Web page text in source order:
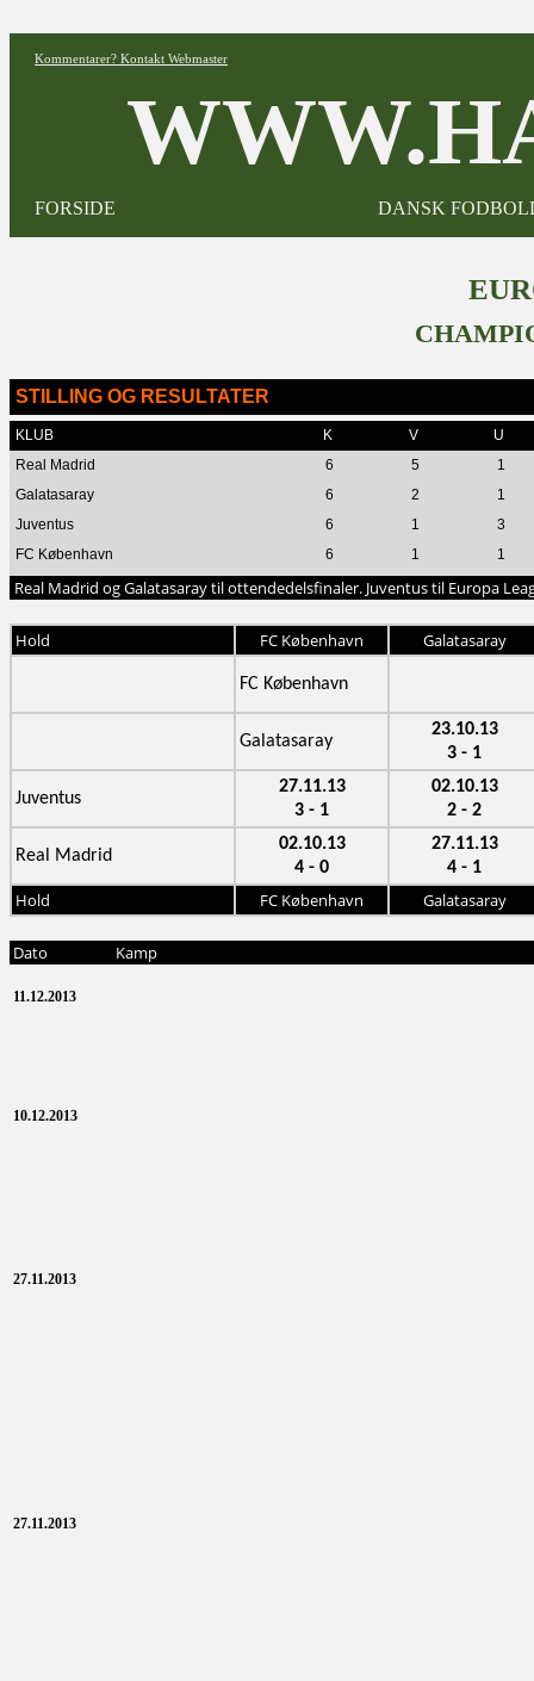
Kommentarer? Kontakt Webmaster
FORSIDE DANSK
STILLING OG RESULTATER
KLUB K V
U
Real Madrid
6 5
1
Galatasaray
6 2
1
Juventus
6 1
3
FC København
6 1 1
Real Madrid og Galatasaray til ottendedelsfinaler. Juventus til Europa
Hold FC København Galatasaray
FC København
Galatasaray
23.10.13
3 - 1
Juventus
27.11.13
3 - 1
02.10.13
2 - 2
Real Madrid
02.10.13
4 - 0
27.11.13
4 - 1
Hold FC København Galatasaray
Dato Kamp
11.12.2013
10.12.2013
27.11.2013
27.11.2013